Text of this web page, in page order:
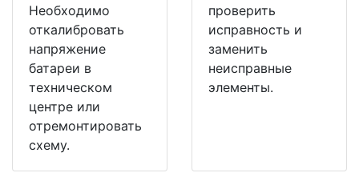
Необходимо
откалибровать
напряжение
батареи в
техническом
центре или
отремонтировать
схему.
проверить
исправность и
заменить
неисправные
элементы.